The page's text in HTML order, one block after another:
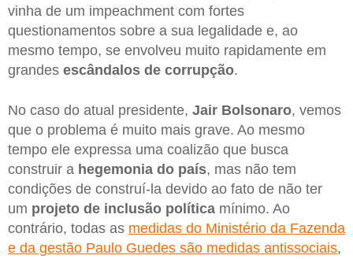
vinha de um impeachment com fortes
questionamentos sobre a sua legalidade e, ao
mesmo tempo, se envolveu muito rapidamente em
grandes escândalos de corrupção.
No caso do atual presidente, Jair Bolsonaro, vemos
que o problema é muito mais grave. Ao mesmo
tempo ele expressa uma coalizão que busca
construir a hegemonia do país, mas não tem
condições de construí-la devido ao fato de não ter
um projeto de inclusão política mínimo. Ao
contrário, todas as medidas do Ministério da Fazenda
e da gestão Paulo Guedes são medidas antissociais,